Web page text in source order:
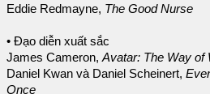
Eddie Redmayne, The Good Nurse
• Đạo diễn xuất sắc
James Cameron, Avatar: The Way of
Daniel Kwan và Daniel Scheinert,
Once